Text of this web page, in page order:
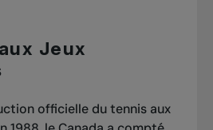
Jeux
officielle du tennis aux